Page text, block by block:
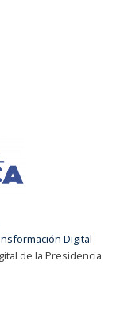
Digital
de la Presidencia